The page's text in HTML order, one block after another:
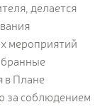
делается
мероприятий
в Плане
за соблюдением